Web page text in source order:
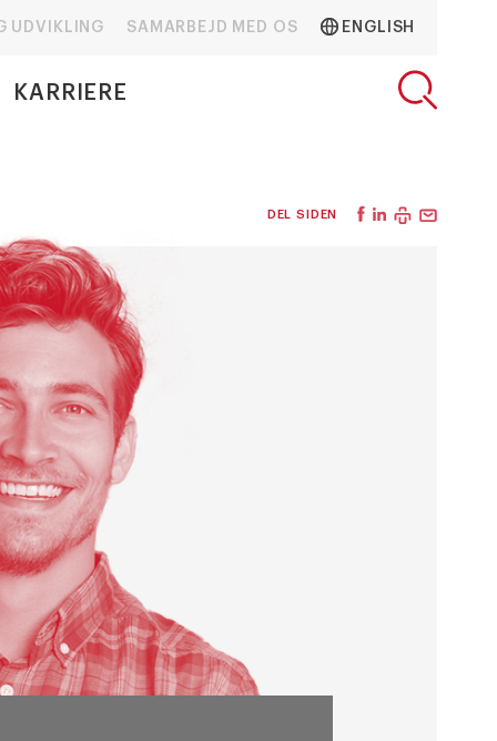
UDVIKLING SAMARBEJD MED OS ENGLISH
KARRIERE
DEL SIDEN